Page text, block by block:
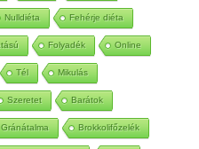
Nulldiéta Fehérje diéta
Folyadék Online
Tél Mikulás
Szeretet Barátok
Gránátalma Brokkolifőzelék